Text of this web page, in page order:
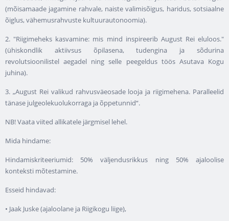
(mõisamaade jagamine rahvale, naiste valimisõigus, haridus, sotsiaalne
õiglus, vähemusrahvuste kultuurautonoomia).
2. "Riigimeheks kasvamine: mis mind inspireerib August Rei eluloos."
(ühiskondlik aktiivsus õpilasena, tudengina ja sõdurina
revolutsioonilistel aegadel ning selle peegeldus töös Asutava Kogu
juhina).
3. „August Rei valikud rahvusväeosade looja ja riigimehena. Paralleelid
tänase julgeolekuolukorraga ja õppetunnid“.
NB! Vaata viited allikatele järgmisel lehel.
Mida hindame:
Hindamiskriteeriumid: 50% väljendusrikkus ning 50% ajaloolise
konteksti mõtestamine.
Esseid hindavad:
• Jaak Juske (ajaloolane ja Riigikogu liige),